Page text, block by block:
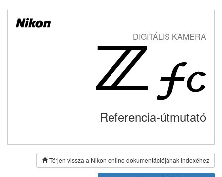
DIGITÁLIS KAMERA
Referencia-útmutató
Térjen vissza a Nikon online dokumentációjának indexéhez